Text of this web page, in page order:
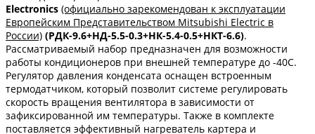
Electronics (официально зарекомендован к эксплуатации
Европейским Представительством Mitsubishi Electric в
России) (РДК-9.6+НД-5.5-0.3+НК-5.4-0.5+НКТ-6.6).
Рассматриваемый набор предназначен для возможности
работы кондиционеров при внешней температуре до -40С.
Регулятор давления конденсата оснащен встроенным
термодатчиком, который позволит системе регулировать
скорость вращения вентилятора в зависимости от
зафиксированной им температуры. Также в комплекте
поставляется эффективный нагреватель картера и